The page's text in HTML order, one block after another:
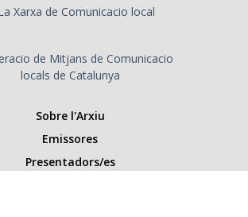
Sobre l'Arxiu
Emissores
Presentadors/es